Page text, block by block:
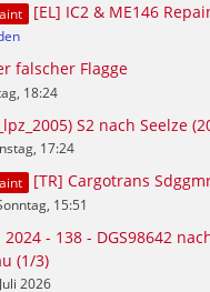
[EL] IC2 & ME146
falscher Flagge
18:24
S2 nach Seelze
17:24
[TR] Cargotrans
15:51
- 138 - DGS98642
(1/3)
2026